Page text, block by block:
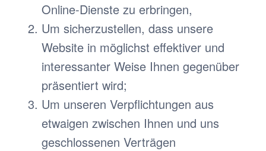
Online-Dienste zu erbringen,
Um sicherzustellen, dass unsere
Website in möglichst effektiver und
interessanter Weise Ihnen gegenüber
präsentiert wird;
Um unseren Verpflichtungen aus
etwaigen zwischen Ihnen und uns
geschlossenen Verträgen